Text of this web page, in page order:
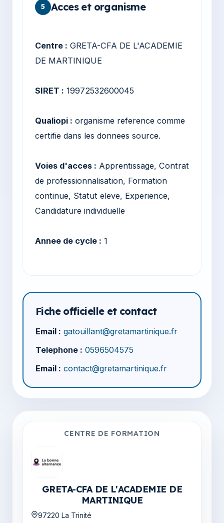
5 Acces et organisme
Centre : GRETA-CFA DE L'ACADEMIE
DE MARTINIQUE
SIRET : 19972532600045
Qualiopi : organisme reference comme
certifie dans les donnees source.
Voies d'acces : Apprentissage, Contrat
de professionnalisation, Formation
continue, Statut eleve, Experience,
Candidature individuelle
Annee de cycle : 1
Fiche officielle et contact
Email : gatouillant@gretamartinique.fr
Telephone : 0596504575
Email : contact@gretamartinique.fr
CENTRE DE FORMATION
GRETA-CFA DE L'ACADEMIE DE
MARTINIQUE
97220 La Trinité